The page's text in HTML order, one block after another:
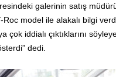
galerinin satış
Roc model ile alakalı bilgi
çok iddialı çıktıklarını
dedi.